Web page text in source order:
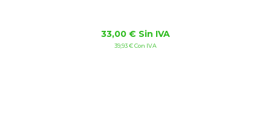
33,00 € Sin IVA
39,93 € Con IVA